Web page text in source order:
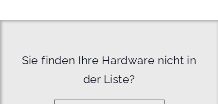
Sie finden Ihre Hardware nicht in
der Liste?